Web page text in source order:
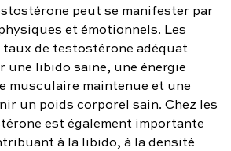
peut se manifester par
et émotionnels. Les
taux de testostérone adéquat
une libido saine, une énergie
musculaire maintenue et une
un poids corporel sain. Chez les
est également importante
à la libido, à la densité